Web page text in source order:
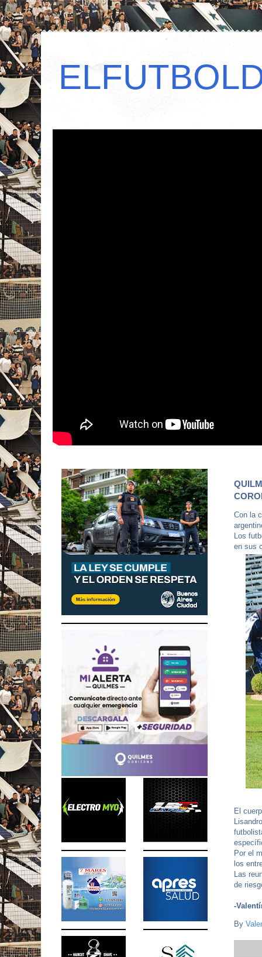
Con la
Los
en sus
El
Por el
los
Las
de
-
By